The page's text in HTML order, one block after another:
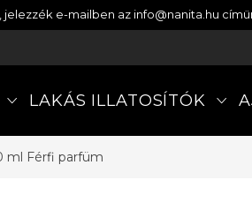
e-mailben az info@nanita.hu
LAKÁS ILLATOSÍTÓK
ml Férfi parfüm